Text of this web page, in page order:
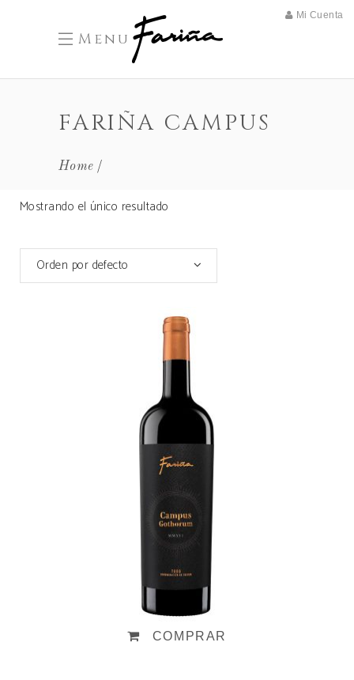
Menu
Mi Cuenta
FARIÑA CAMPUS
Home
Mostrando el único resultado
Orden por defecto
Campus Gothorum 2021
36,20
COMPRAR